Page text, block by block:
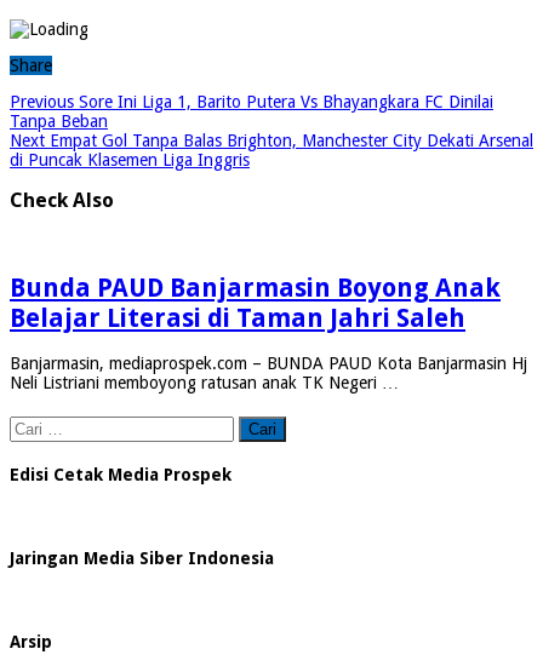
Share
Previous Sore Ini Liga 1, Barito Putera Vs Bhayangkara FC Dinilai
Tanpa Beban
Next Empat Gol Tanpa Balas Brighton, Manchester City Dekati Arsenal
di Puncak Klasemen Liga Inggris
Check Also
Bunda PAUD Banjarmasin Boyong Anak
Belajar Literasi di Taman Jahri Saleh
Banjarmasin, mediaprospek.com – BUNDA PAUD Kota Banjarmasin Hj
Neli Listriani memboyong ratusan anak TK Negeri …
Cari
untuk:
Edisi Cetak Media Prospek
Jaringan Media Siber Indonesia
Arsip